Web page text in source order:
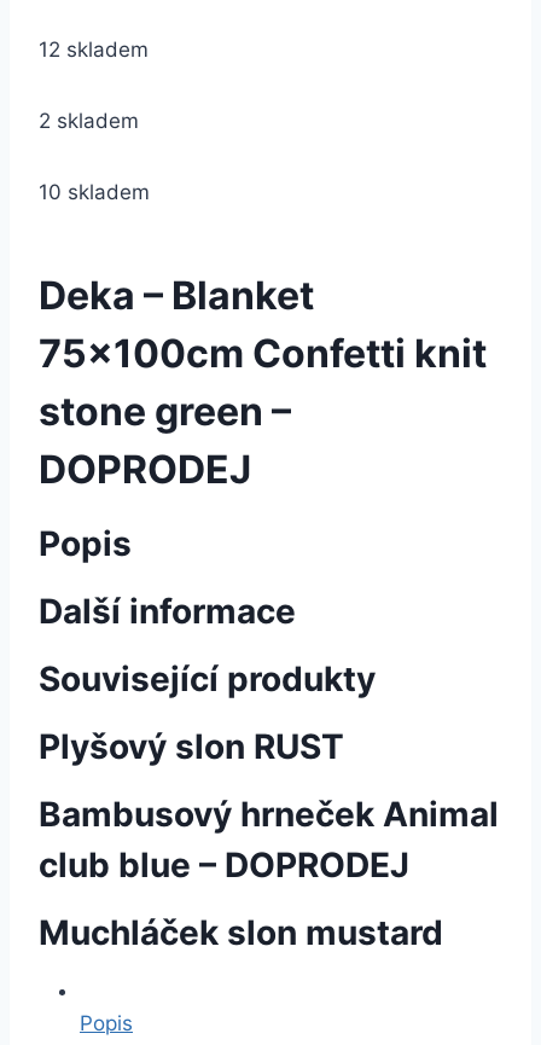
12 skladem
2 skladem
10 skladem
Deka – Blanket
75x100cm Confetti knit
stone green –
DOPRODEJ
Popis
Další informace
Související produkty
Plyšový slon RUST
Bambusový hrneček Animal
club blue – DOPRODEJ
Muchláček slon mustard
Popis